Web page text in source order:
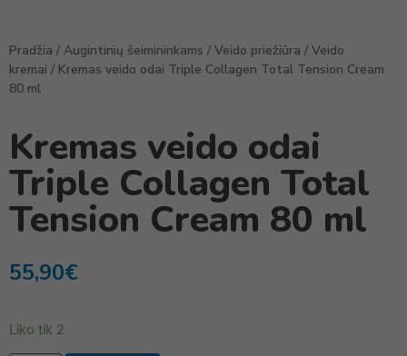
Pradžia / Augintinių šeimininkams / Veido priežiūra / Veido
kremai / Kremas veido odai Triple Collagen Total Tension Cream
80 ml
Kremas veido odai
Triple Collagen Total
Tension Cream 80 ml
55,90€
Liko tik 2